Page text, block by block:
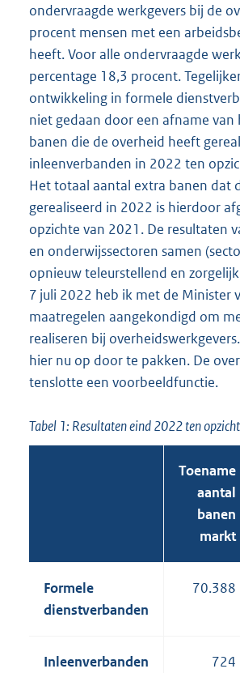
ondervraagde werkgevers bij de
procent mensen met een
heeft. Voor alle ondervraagde
percentage 18,3 procent.
ontwikkeling in formele
niet gedaan door een afname van
banen die de overheid heeft
inleenverbanden in 2022 ten
Het totaal aantal extra banen dat
gerealiseerd in 2022 is hierdoor
opzichte van 2021. De resultaten
en onderwijssectoren samen
opnieuw teleurstellend en
7 juli 2022 heb ik met de Minister
maatregelen aangekondigd om
realiseren bij
hier nu op door te pakken. De
tenslotte een voorbeeldfunctie.
Tabel 1: Resultaten eind 2022 ten
Toename
aantal
banen
markt
Formele
dienstverbanden
70.388
Inleenverbanden
724